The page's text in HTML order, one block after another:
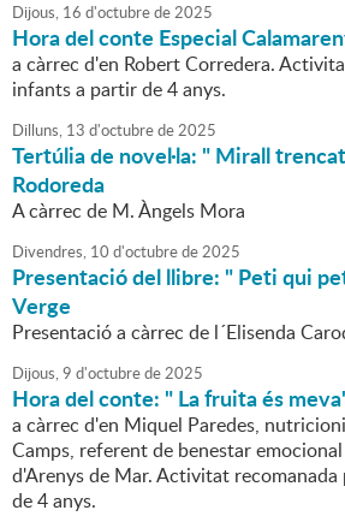
Dijous, 16 d'octubrede2025
Hora del conte Especial
a càrrec d'en Robert Corredera.
infants a partir de 4 anys.
Dilluns, 13 d'octubrede2025
Tertúlia de novel·la: " Mirall
Rodoreda
A càrrec de M. Àngels Mora
Divendres, 10 d'octubrede2025
Presentació del llibre: " Peti qui
Verge
Presentació a càrrec de l´Elisenda
Dijous,9 d'octubrede2025
Hora del conte: " La fruita és
a càrrec d'en Miquel Paredes,
Camps, referent de benestar
d'Arenys de Mar. Activitat
de 4 anys.